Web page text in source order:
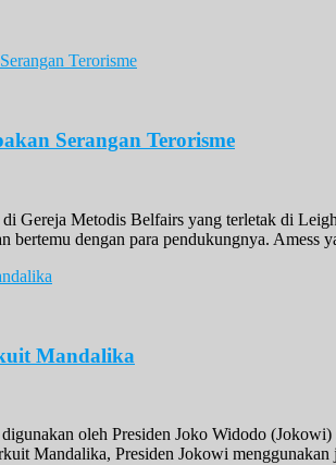
Serangan Terorisme
Gereja Metodis Belfairs yang terletak di
bertemu dengan para pendukungnya.
Mandalika
oleh Presiden Joko Widodo
Mandalika, Presiden Jokowi